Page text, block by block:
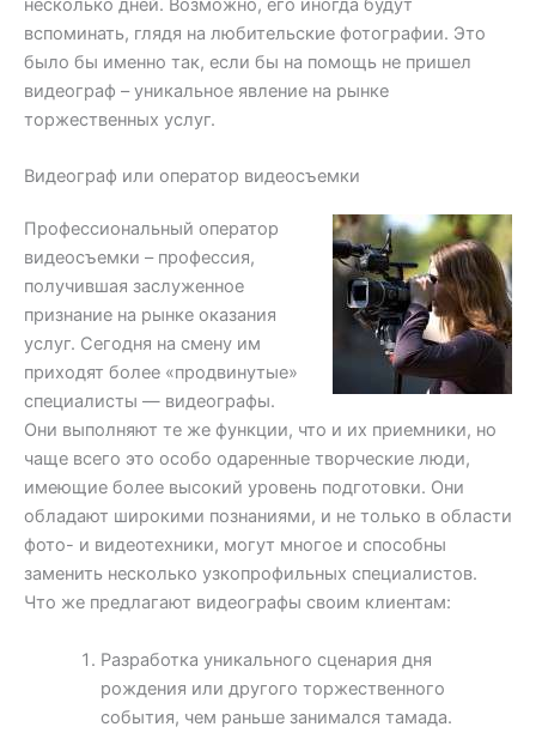
несколько дней. Возможно, его иногда будут
вспоминать, глядя на любительские фотографии. Это
было бы именно так, если бы на помощь не пришел
видеограф – уникальное явление на рынке
торжественных услуг.
Видеограф или оператор видеосъемки
Профессиональный оператор
видеосъемки – профессия,
получившая заслуженное
признание на рынке оказания
услуг. Сегодня на смену им
приходят более «продвинутые»
специалисты — видеографы.
Они выполняют те же функции, что и их приемники, но
чаще всего это особо одаренные творческие люди,
имеющие более высокий уровень подготовки. Они
обладают широкими познаниями, и не только в области
фото- и видеотехники, могут многое и способны
заменить несколько узкопрофильных специалистов.
Что же предлагают видеографы своим клиентам:
Разработка уникального сценария дня
рождения или другого торжественного
события, чем раньше занимался тамада.